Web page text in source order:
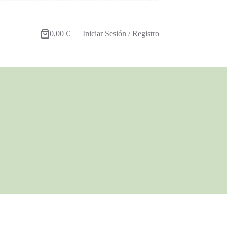
0,00 € Iniciar Sesión / Registro